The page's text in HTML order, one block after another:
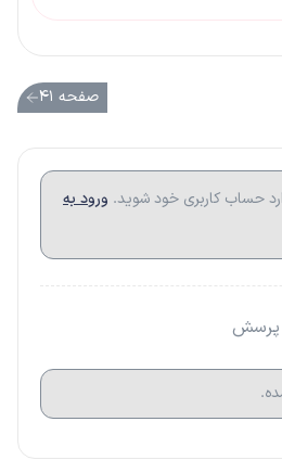
صفحه ۴۱
حساب کاربری خود شوید. ورود به
پرسش